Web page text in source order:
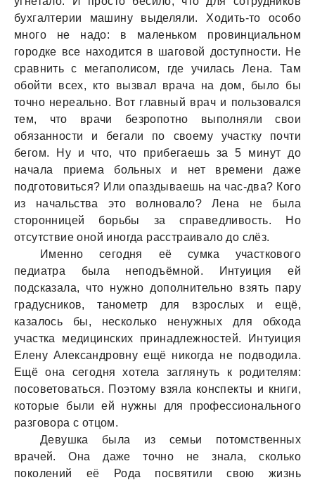
бухгалтерии машину выделяли. Ходить-то особо
много не надо: в маленьком провинциальном
городке все находится в шаговой доступности. Не
сравнить с мегаполисом, где училась Лена. Там
обойти всех, кто вызвал врача на дом, было бы
точно нереально. Вот главный врач и пользовался
тем, что врачи безропотно выполняли свои
обязанности и бегали по своему участку почти
бегом. Ну и что, что прибегаешь за 5 минут до
начала приема больных и нет времени даже
подготовиться? Или опаздываешь на час-два? Кого
из начальства это волновало? Лена не была
сторонницей борьбы за справедливость. Но
отсутствие оной иногда расстраивало до слёз.
Именно сегодня её сумка участкового
педиатра была неподъёмной. Интуиция ей
подсказала, что нужно дополнительно взять пару
градусников, танометр для взрослых и ещё,
казалось бы, несколько ненужных для обхода
участка медицинских принадлежностей. Интуиция
Елену Александровну ещё никогда не подводила.
Ещё она сегодня хотела заглянуть к родителям:
посоветоваться. Поэтому взяла конспекты и книги,
которые были ей нужны для профессионального
разговора с отцом.
Девушка была из семьи потомственных
врачей. Она даже точно не знала, сколько
поколений её Рода посвятили свою жизнь